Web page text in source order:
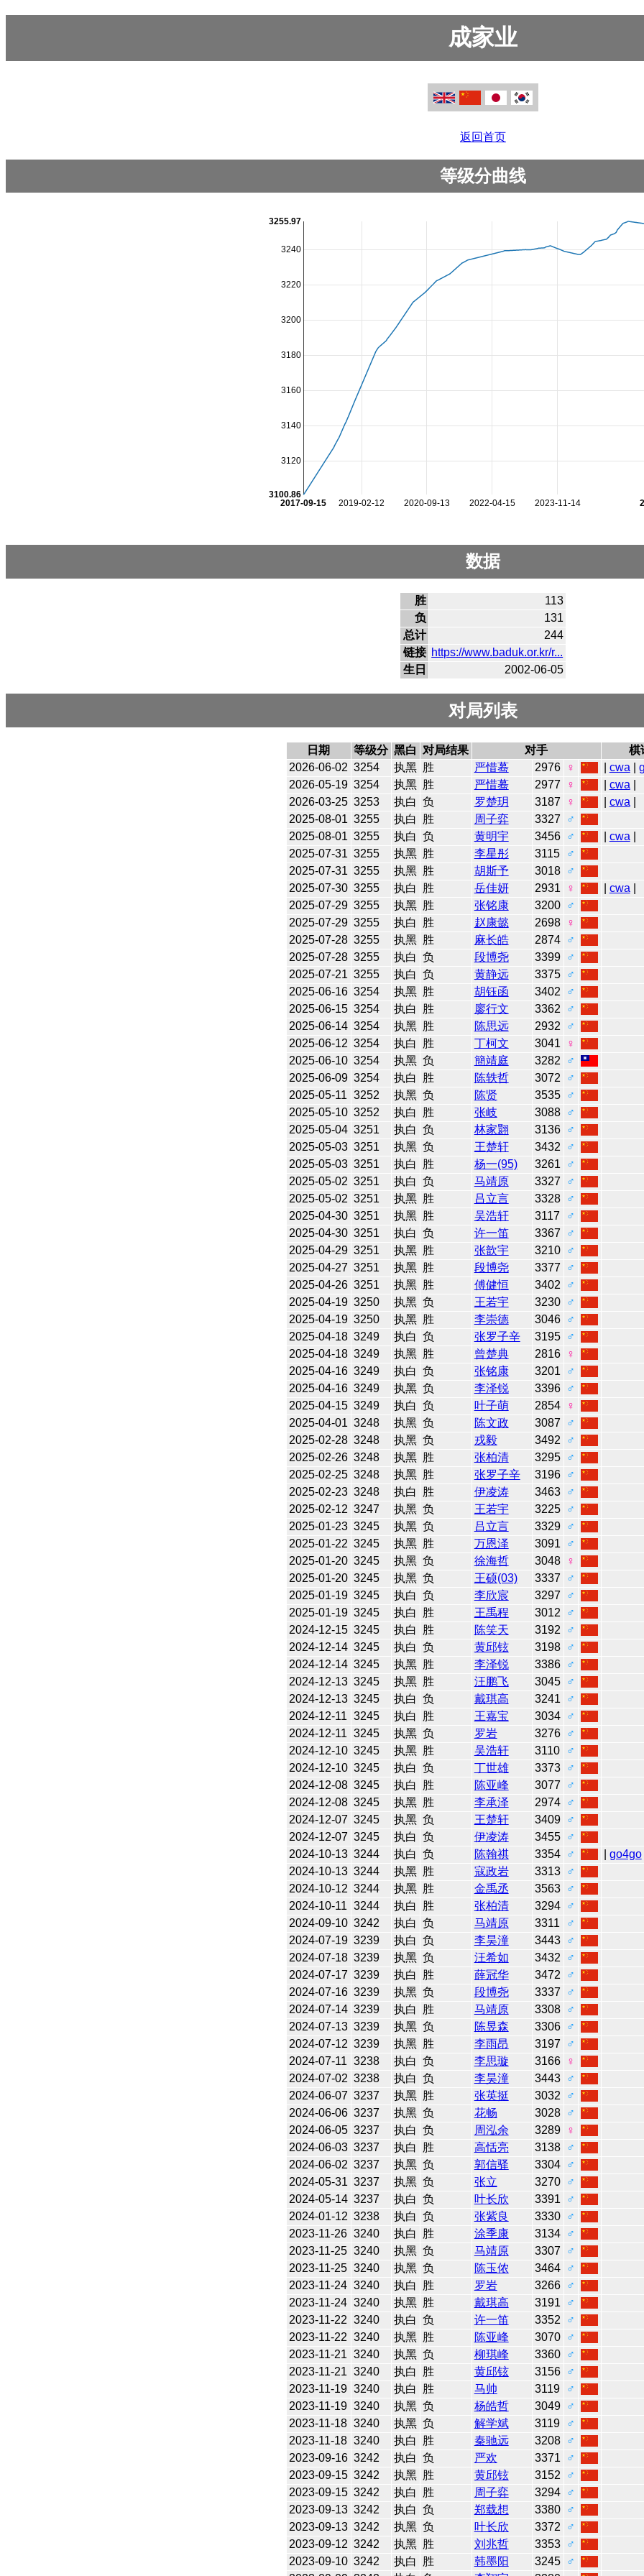
成家业
返回首页
等级分曲线
2019-02-12 2020-09-13 2022-04-15 2023-11-14
2017-09-15
3120
3140
3160
3180
3200
3220
3240
3100.86
3255.97
数据
胜
113
负
131
总计
244
链接 https://www.baduk.or.kr/r...
生日
2002-06-05
对局列表
日期 等级分 黑白 对局结果 对手
棋
2026-06-02 3254 执黑 胜 严惜蓦 2976 ♀ cwa
2026-05-19 3254 执黑 胜 严惜蓦 2977 ♀ cwa
2026-03-25 3253 执白 负 罗楚玥 3187 ♀ cwa
2025-08-01 3255 执白 胜 周子弈 3327
♂
2025-08-01 3255 执白 负 黄明宇 3456 ♂ cwa
2025-07-31 3255 执黑 胜 李星彤 3115
♂
2025-07-31 3255 执黑 胜 胡斯予 3018
♂
2025-07-30 3255 执白 胜 岳佳妍 2931 ♀ cwa
2025-07-29 3255 执黑 胜 张铭康 3200
♂
2025-07-29 3255 执白 胜 赵康懿 2698
♀
2025-07-28 3255 执黑 胜 麻长皓 2874
♂
2025-07-28 3255 执白 负 段博尧 3399
♂
2025-07-21 3255 执白 负 黄静远 3375
♂
2025-06-16 3254 执黑 胜 胡钰函 3402
♂
2025-06-15 3254 执白 胜 廖行文 3362
♂
2025-06-14 3254 执黑 胜 陈思远 2932
♂
2025-06-12 3254 执白 胜 丁柯文 3041
♀
2025-06-10 3254 执黑 负 簡靖庭 3282
♂
2025-06-09 3254 执白 胜 陈轶哲 3072
♂
2025-05-11 3252 执黑 负 陈贤 3535
♂
2025-05-10 3252 执白 胜 张岐 3088
♂
2025-05-04 3251 执白 负 林家翾 3136
♂
2025-05-03 3251 执黑 负 王楚轩 3432
♂
2025-05-03 3251 执白 胜 杨一(95) 3261
♂
2025-05-02 3251 执白 负 马靖原 3327
♂
2025-05-02 3251 执黑 胜 吕立言 3328
♂
2025-04-30 3251 执黑 胜 吴浩轩 3117
♂
2025-04-30 3251 执白 负 许一笛 3367
♂
2025-04-29 3251 执黑 胜 张歆宇 3210
♂
2025-04-27 3251 执黑 胜 段博尧 3377
♂
2025-04-26 3251 执黑 胜 傅健恒 3402
♂
2025-04-19 3250 执黑 负 王若宇 3230
♂
2025-04-19 3250 执黑 胜 李崇德 3046
♂
2025-04-18 3249 执白 负 张罗子辛 3195
♂
2025-04-18 3249 执黑 胜 曾楚典 2816
♀
2025-04-16 3249 执白 负 张铭康 3201
♂
2025-04-16 3249 执黑 负 李泽锐 3396
♂
2025-04-15 3249 执白 负 叶子萌 2854
♀
2025-04-01 3248 执黑 负 陈文政 3087
♂
2025-02-28 3248 执黑 负 戎毅 3492
♂
2025-02-26 3248 执黑 胜 张柏清 3295
♂
2025-02-25 3248 执黑 胜 张罗子辛 3196
♂
2025-02-23 3248 执白 胜 伊凌涛 3463
♂
2025-02-12 3247 执黑 负 王若宇 3225
♂
2025-01-23 3245 执黑 负 吕立言 3329
♂
2025-01-22 3245 执黑 胜 万恩泽 3091
♂
2025-01-20 3245 执黑 负 徐海哲 3048
♀
2025-01-20 3245 执黑 负 王硕(03) 3337
♂
2025-01-19 3245 执白 负 李欣宸 3297
♂
2025-01-19 3245 执白 胜 王禹程 3012
♂
2024-12-15 3245 执白 胜 陈笑天 3192
♂
2024-12-14 3245 执白 负 黄邱铉 3198
♂
2024-12-14 3245 执黑 胜 李泽锐 3386
♂
2024-12-13 3245 执黑 胜 汪鹏飞 3045
♂
2024-12-13 3245 执白 负 戴琪高 3241
♂
2024-12-11 3245 执白 胜 王嘉宝 3034
♂
2024-12-11 3245 执黑 负 罗岩 3276
♂
2024-12-10 3245 执黑 胜 吴浩轩 3110
♂
2024-12-10 3245 执白 负 丁世雄 3373
♂
2024-12-08 3245 执白 胜 陈亚峰 3077
♂
2024-12-08 3245 执黑 胜 李承泽 2974
♂
2024-12-07 3245 执黑 负 王楚轩 3409
♂
2024-12-07 3245 执白 负 伊凌涛 3455
♂
2024-10-13 3244 执白 负 陈翰祺 3354 ♂ go4go|
2024-10-13 3244 执黑 胜 寇政岩 3313
♂
2024-10-12 3244 执黑 胜 金禹丞 3563
♂
2024-10-11 3244 执白 胜 张柏清 3294
♂
2024-09-10 3242 执白 负 马靖原 3311
♂
2024-07-19 3239 执白 负 李昊潼 3443
♂
2024-07-18 3239 执黑 负 汪希如 3432
♂
2024-07-17 3239 执白 胜 薛冠华 3472
♂
2024-07-16 3239 执黑 负 段博尧 3337
♂
2024-07-14 3239 执白 胜 马靖原 3308
♂
2024-07-13 3239 执黑 负 陈昱森 3306
♂
2024-07-12 3239 执黑 胜 李雨昂 3197
♂
2024-07-11 3238 执白 负 李思璇 3166
♀
2024-07-02 3238 执白 负 李昊潼 3443
♂
2024-06-07 3237 执黑 胜 张英挺 3032
♂
2024-06-06 3237 执黑 负 花畅 3028
♂
2024-06-05 3237 执白 负 周泓余 3289
♀
2024-06-03 3237 执白 胜 高恬亮 3138
♂
2024-06-02 3237 执黑 负 郭信驿 3304
♂
2024-05-31 3237 执黑 负 张立 3270
♂
2024-05-14 3237 执白 负 叶长欣 3391
♂
2024-01-12 3238 执白 负 张紫良 3330
♂
2023-11-26 3240 执白 胜 涂季康 3134
♂
2023-11-25 3240 执黑 负 马靖原 3307
♂
2023-11-25 3240 执黑 负 陈玉侬 3464
♂
2023-11-24 3240 执白 胜 罗岩 3266
♂
2023-11-24 3240 执黑 胜 戴琪高 3191
♂
2023-11-22 3240 执白 负 许一笛 3352
♂
2023-11-22 3240 执黑 胜 陈亚峰 3070
♂
2023-11-21 3240 执黑 负 柳琪峰 3360
♂
2023-11-21 3240 执白 胜 黄邱铉 3156
♂
2023-11-19 3240 执白 胜 马帅 3119
♂
2023-11-19 3240 执黑 负 杨皓哲 3049
♂
2023-11-18 3240 执黑 负 解学斌 3119
♂
2023-11-18 3240 执白 胜 秦驰远 3208
♂
2023-09-16 3242 执白 负 严欢 3371
♂
2023-09-15 3242 执黑 胜 黄邱铉 3152
♂
2023-09-15 3242 执白 胜 周子弈 3294
♂
2023-09-13 3242 执白 负 郑载想 3380
♂
2023-09-13 3242 执黑 负 叶长欣 3372
♂
2023-09-12 3242 执黑 胜 刘兆哲 3353
♂
2023-09-10 3242 执白 胜 韩墨阳 3245
♂